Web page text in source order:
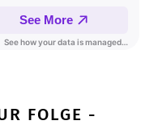
FOLGE -